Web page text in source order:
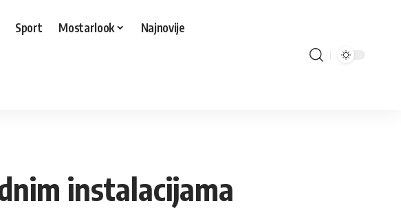
Sport Mostarlook Najnovije
instalacijama